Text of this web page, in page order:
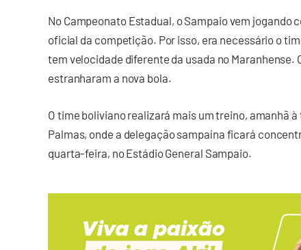
No Campeonato Estadual, o Sampaio vem jogando
oficial da competição. Por isso, era necessário o
tem velocidade diferente da usada no Maranhense.
estranharam a nova bola.
O time boliviano realizará mais um treino, amanhã
Palmas, onde a delegação sampaína ficará
quarta-feira, no Estádio General Sampaio.